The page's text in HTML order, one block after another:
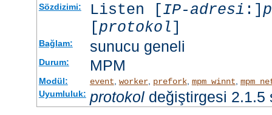
Sözdizimi: Listen [IP-adresi :]
[protokol]
Bağlam: sunucu geneli
Durum: MPM
Modül: event worker, prefork, mpm_winnt
Uyumluluk: protokoldeğiştirgesi 2.1.5